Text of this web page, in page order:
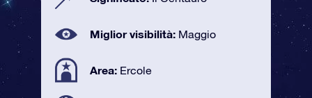
Miglior visibilità: Maggio
Area: Ercole